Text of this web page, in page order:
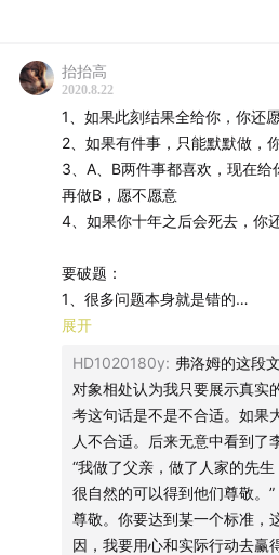
* 一个常见又有害的思维方式误区
扩展阅读：
* 《爱的艺术》by 弗洛姆
* Love Never Felt So Good by
Timberlake/Michael Jackson
节目简介：
《得意忘形》是一个主张追求个
计划。我们见证了第一次工业革
极大推动与助益，但也意识到资
免地催生了消费文化、剥夺了个
抬抬高
2020.8.22
1、如果此刻结果全给你，你还
2、如果有件事，只能默默做，
3、A、B两件事都喜欢，现在
再做B，愿不愿意
4、如果你十年之后会死去，你
要破题：
1、很多问题本身就是错的
2、问题背后的情绪和动机是什
弗洛姆《爱的艺术》：
现代人对爱最大的误解，是认
而是对象问题。他们认为如果
迎刃而解了。
期待一个救世主 / 一旦…就好了
窄。
比如：一旦我有了钱，我就…
展开
HD1020180y: 弗洛姆的这段
对象相处认为我只要展示真实
考这句话是不是不合适。如果
人不合适。后来无意中看到了
“我做了父亲，做了人家的先
很自然的可以得到他们尊敬。
尊敬。你要达到某一个标准，
因，我要用心和实际行动去赢